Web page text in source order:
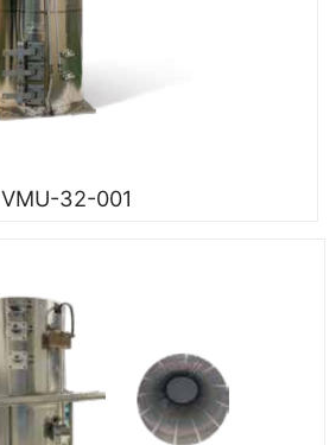
VMU-32-001